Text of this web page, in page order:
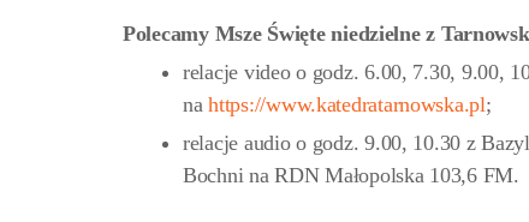
Polecamy Msze Święte niedzielne z
relacje video o godz. 6.00, 7.30, 9.00,
nahttps://www.katedratarnowska.pl;
relacje audio o godz. 9.00, 10.30 z
Bochni na RDN Małopolska 103,6 FM.